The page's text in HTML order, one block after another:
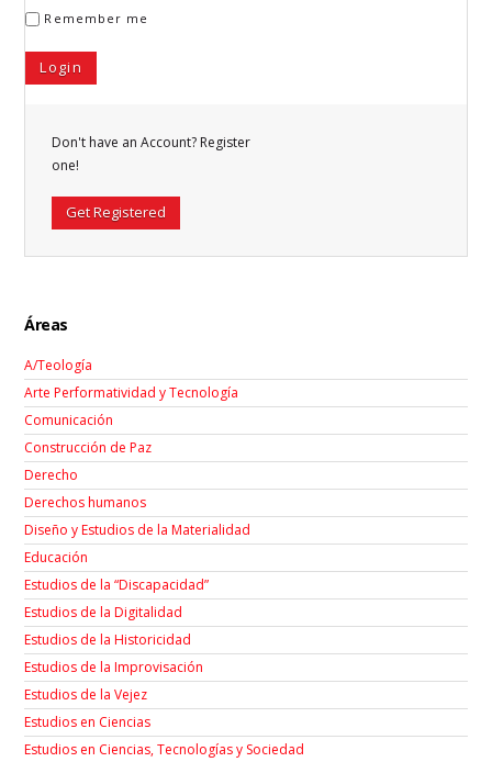
Remember me
Don't have an Account? Register
one!
Get Registered
Áreas
A/Teología
Arte Performatividad y Tecnología
Comunicación
Construcción de Paz
Derecho
Derechos humanos
Diseño y Estudios de la Materialidad
Educación
Estudios de la “Discapacidad”
Estudios de la Digitalidad
Estudios de la Historicidad
Estudios de la Improvisación
Estudios de la Vejez
Estudios en Ciencias
Estudios en Ciencias, Tecnologías y Sociedad